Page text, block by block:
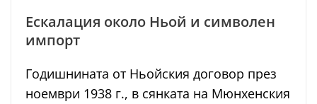
Ескалация около Ньой и символен
импорт
Годишнината от Ньойския договор през
ноември 1938 г., в сянката на Мюнхенския